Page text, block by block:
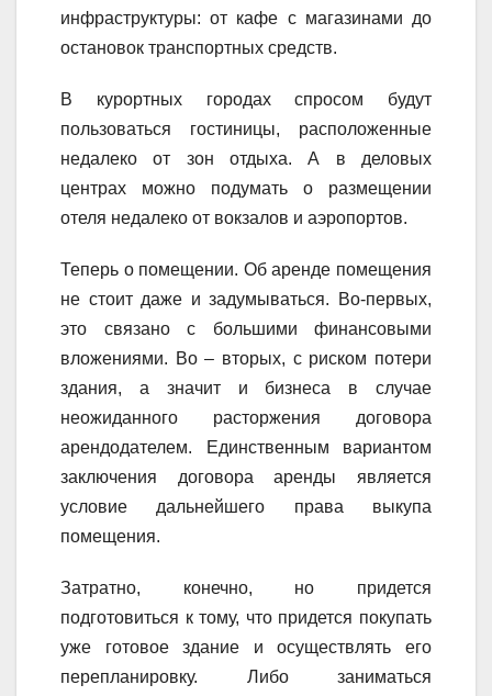
инфраструктуры: от кафе с магазинами до
остановок транспортных средств.
В курортных городах спросом будут
пользоваться гостиницы, расположенные
недалеко от зон отдыха. А в деловых
центрах можно подумать о размещении
отеля недалеко от вокзалов и аэропортов.
Теперь о помещении. Об аренде помещения
не стоит даже и задумываться. Во-первых,
это связано с большими финансовыми
вложениями. Во – вторых, с риском потери
здания, а значит и бизнеса в случае
неожиданного расторжения договора
арендодателем. Единственным вариантом
заключения договора аренды является
условие дальнейшего права выкупа
помещения.
Затратно, конечно, но придется
подготовиться к тому, что придется покупать
уже готовое здание и осуществлять его
перепланировку. Либо заниматься